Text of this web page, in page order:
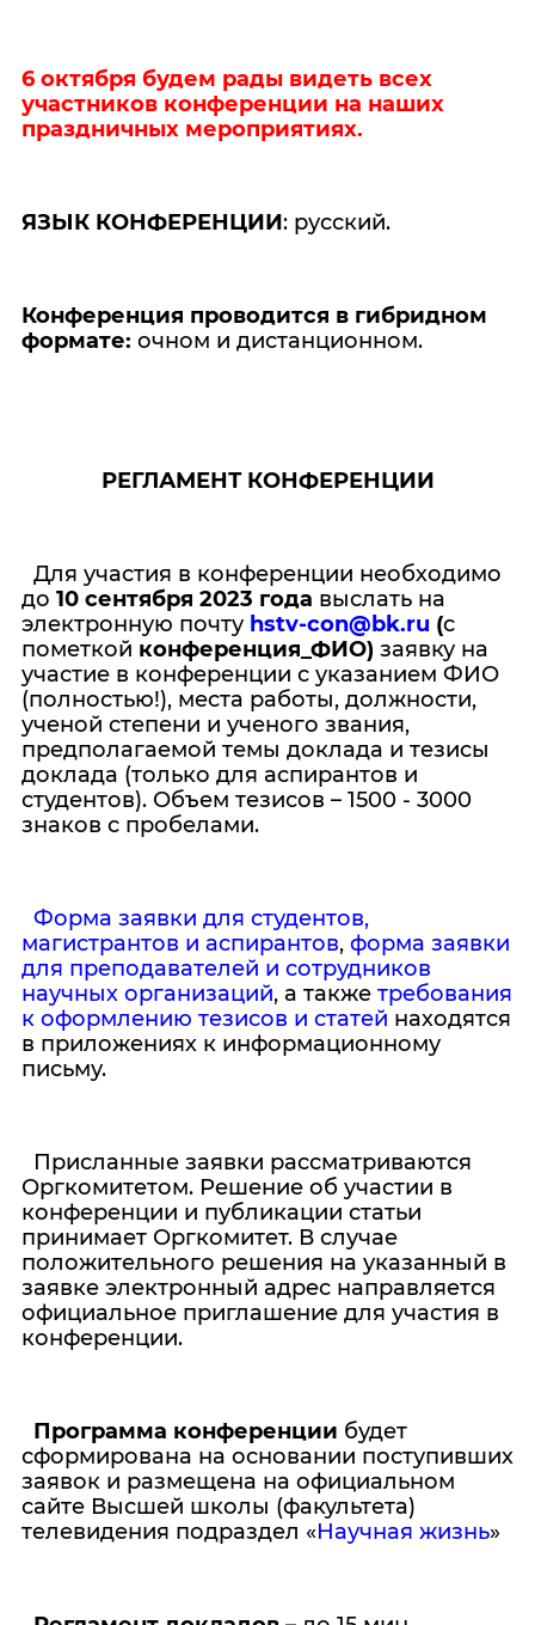
6 октября будем рады видеть всех
участников конференции на наших
праздничных мероприятиях.
ЯЗЫК КОНФЕРЕНЦИИ: русский.
Конференция проводится в гибридном
формате: очном и дистанционном.
РЕГЛАМЕНТ КОНФЕРЕНЦИИ
Для участия в конференции необходимо
до 10 сентября 2023 года выслать на
электронную почту hstv-con@bk.ru (с
пометкой конференция_ФИО) заявку на
участие в конференции с указанием ФИО
(полностью!), места работы, должности,
ученой степени и ученого звания,
предполагаемой темы доклада и тезисы
доклада (только для аспирантов и
студентов). Объем тезисов – 1500 - 3000
знаков с пробелами.
Форма заявки для студентов,
магистрантов и аспирантов, форма заявки
для преподавателей и сотрудников
научных организаций, а также требования
к оформлению тезисов и статей находятся
в приложениях к информационному
письму.
Присланные заявки рассматриваются
Оргкомитетом. Решение об участии в
конференции и публикации статьи
принимает Оргкомитет. В случае
положительного решения на указанный в
заявке электронный адрес направляется
официальное приглашение для участия в
конференции.
Программа конференции будет
сформирована на основании поступивших
заявок и размещена на официальном
сайте Высшей школы (факультета)
телевидения подраздел «Научная жизнь»